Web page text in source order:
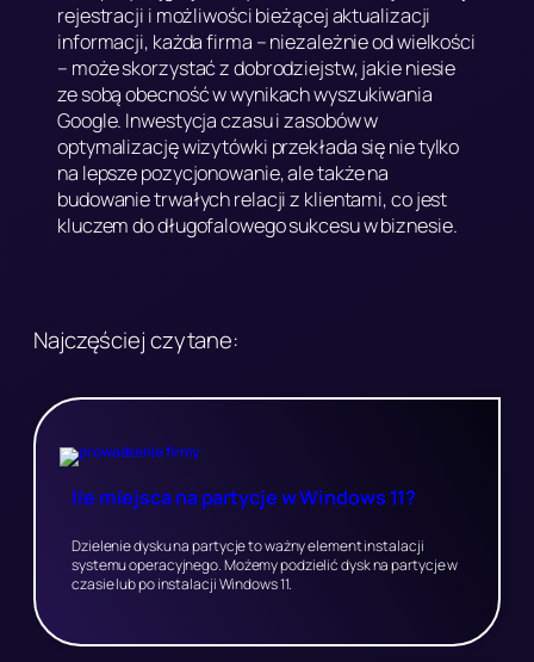
rejestracji i możliwości bieżącej aktualizacji
informacji, każda firma – niezależnie od wielkości
– może skorzystać z dobrodziejstw, jakie niesie
ze sobą obecność w wynikach wyszukiwania
Google. Inwestycja czasu i zasobów w
optymalizację wizytówki przekłada się nie tylko
na lepsze pozycjonowanie, ale także na
budowanie trwałych relacji z klientami, co jest
kluczem do długofalowego sukcesu w biznesie.
Najczęściej czytane:
Ile miejsca na partycje w Windows 11?
Dzielenie dysku na partycje to ważny element instalacji
systemu operacyjnego. Możemy podzielić dysk na partycje w
czasie lub po instalacji Windows 11.